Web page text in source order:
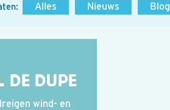
Alles Nieuws Blog
DE DUPE
wind- en